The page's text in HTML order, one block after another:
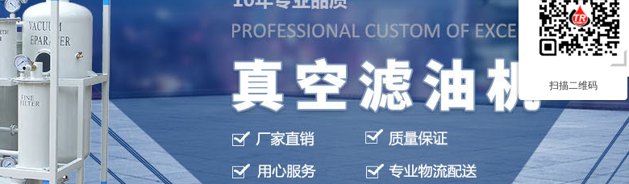
滤油机保养
扫描二维码